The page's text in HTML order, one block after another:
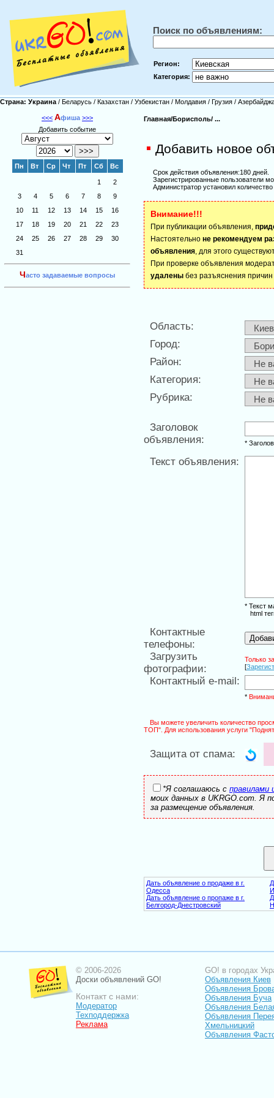
Поиск по объявлениям:
Регион:
Категория:
Страна: Украина / Беларусь / Казахстан / Узбекистан / Молдавия / Грузия /
<<< Афиша >>>
Добавить событие
Пн Вт Ср Чт Пт Сб Вс
1
2
3
4 5 6 7 8
9
10
11 12 13 14 15
16
17
18 19 20 21 22
23
24
25 26 27 28 29
30
31
Часто задаваемые вопросы
Главная/Борисполь/ ...
Добавить новое
Срок действия объявления:180 дней.
Зарегистрированные пользователи
Администратор установил
Внимание!!!
При публикации объявления,
Настоятельно не рекомендуем
объявления, для этого
При проверке объявления
удалены без разъяснения
Область:
Город:
Район:
Категория:
Рубрика:
Заголовок
объявления:
*
Текст объявления:
* Текст
html
Контактные
телефоны:
Загрузить
фотографии:
Только
[
Контактный e-mail:
*
Вы можете увеличить количество
ТОП". Для использования услуги
Защита от спама:
*Я соглашаюсь с правилами
моих данных в UKRGO.com. Я
за размещение объявления.
Дать объявление о продаже в г.
Одесса
Дать объявление о пропаже в г.
Белгород-Днестровский
© 2006-2026
Доски объявлений GO!
Контакт с нами:
Модератор
Техподдержка
Реклама
GO! в городах
Объявления Киев
Объявления
Объявления Буча
Объявления
Объявления
Хмельницкий
Объявления